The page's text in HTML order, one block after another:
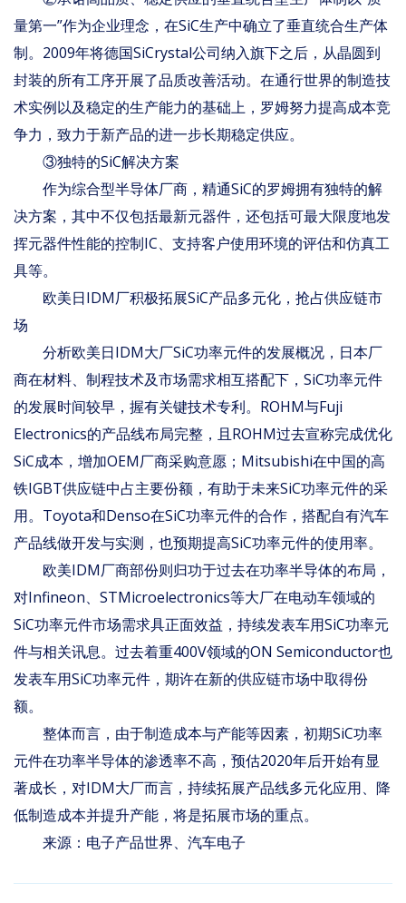
量第一”作为企业理念，在SiC生产中确立了垂直统合生产体
制。2009年将德国SiCrystal公司纳入旗下之后，从晶圆到
封装的所有工序开展了品质改善活动。在通行世界的制造技
术实例以及稳定的生产能力的基础上，罗姆努力提高成本竞
争力，致力于新产品的进一步长期稳定供应。
③独特的SiC解决方案
作为综合型半导体厂商，精通SiC的罗姆拥有独特的解
决方案，其中不仅包括最新元器件，还包括可最大限度地发
挥元器件性能的控制IC、支持客户使用环境的评估和仿真工
具等。
欧美日IDM厂积极拓展SiC产品多元化，抢占供应链市
场
分析欧美日IDM大厂SiC功率元件的发展概况，日本厂
商在材料、制程技术及市场需求相互搭配下，SiC功率元件
的发展时间较早，握有关键技术专利。ROHM与Fuji
Electronics的产品线布局完整，且ROHM过去宣称完成优化
SiC成本，增加OEM厂商采购意愿；Mitsubishi在中国的高
铁IGBT供应链中占主要份额，有助于未来SiC功率元件的采
用。Toyota和Denso在SiC功率元件的合作，搭配自有汽车
产品线做开发与实测，也预期提高SiC功率元件的使用率。
欧美IDM厂商部份则归功于过去在功率半导体的布局，
对Infineon、STMicroelectronics等大厂在电动车领域的
SiC功率元件市场需求具正面效益，持续发表车用SiC功率元
件与相关讯息。过去着重400V领域的ON Semiconductor也
发表车用SiC功率元件，期许在新的供应链市场中取得份
额。
整体而言，由于制造成本与产能等因素，初期SiC功率
元件在功率半导体的渗透率不高，预估2020年后开始有显
著成长，对IDM大厂而言，持续拓展产品线多元化应用、降
低制造成本并提升产能，将是拓展市场的重点。
来源：电子产品世界、汽车电子